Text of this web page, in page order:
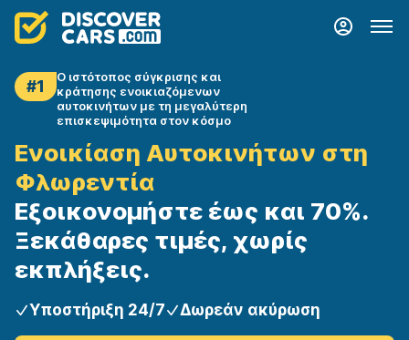
#1
Ο ιστότοπος σύγκρισης και
κράτησης ενοικιαζόμενων
αυτοκινήτων με τη μεγαλύτερη
επισκεψιμότητα στον κόσμο
Ενοικίαση Αυτοκινήτων στη
Φλωρεντία
Εξοικονομήστε έως και 70%.
Ξεκάθαρες τιμές, χωρίς
εκπλήξεις.
Υποστήριξη 24/7 Δωρεάν ακύρωση